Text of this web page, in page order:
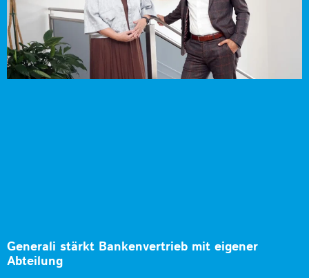
Generali stärkt Bankenvertrieb mit eigener
Abteilung